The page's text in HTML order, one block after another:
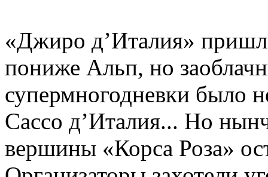
«Джиро д’Италия»
пониже Альп, но
супермногодневки было
Сассо д’Италия... Но
вершины «Корса Роза»